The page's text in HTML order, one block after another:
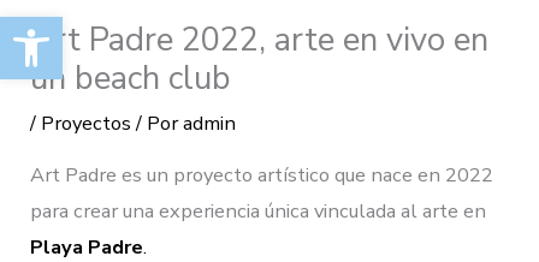
Art Padre 2022, arte en vivo en
un beach club
/ Proyectos/ Poradmin
Art Padre es un proyecto artístico que nace en 2022
para crear una experiencia única vinculada al arte en
Playa Padre.
Abrir barra de herramientas